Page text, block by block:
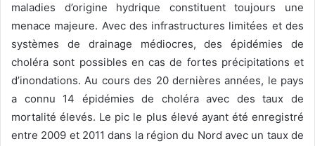
maladies d’origine hydrique constituent toujours une
menace majeure. Avec des infrastructures limitées et des
systèmes de drainage médiocres, des épidémies de
choléra sont possibles en cas de fortes précipitations et
d’inondations. Au cours des 20 dernières années, le pays
a connu 14 épidémies de choléra avec des taux de
mortalité élevés. Le pic le plus élevé ayant été enregistré
entre 2009 et 2011 dans la région du Nord avec un taux de